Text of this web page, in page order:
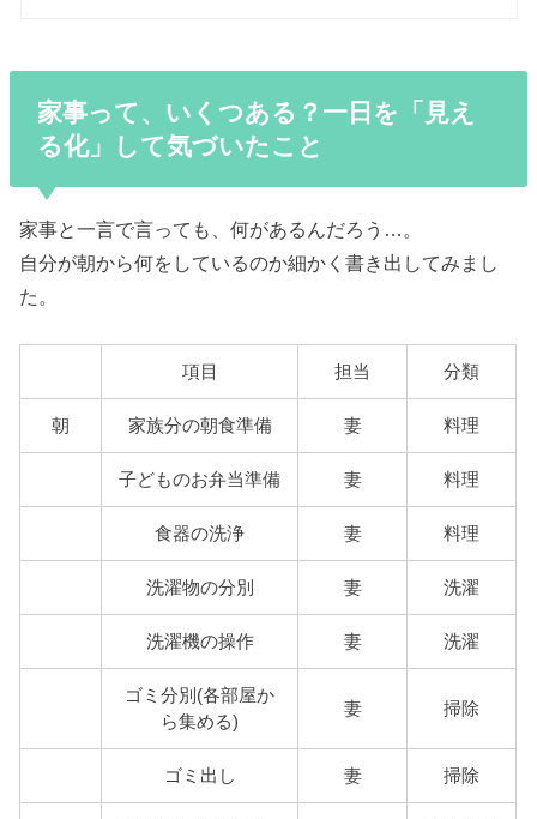
家事って、いくつある？一日を「見え
る化」して気づいたこと
家事と一言で言っても、何があるんだろう…。
自分が朝から何をしているのか細かく書き出してみまし
た。
項目 担当 分類
朝 家族分の朝食準備 妻 料理
子どものお弁当準備 妻 料理
食器の洗浄 妻 料理
洗濯物の分別 妻 洗濯
洗濯機の操作 妻 洗濯
ゴミ分別(各部屋か
ら集める)
妻 掃除
ゴミ出し 妻 掃除